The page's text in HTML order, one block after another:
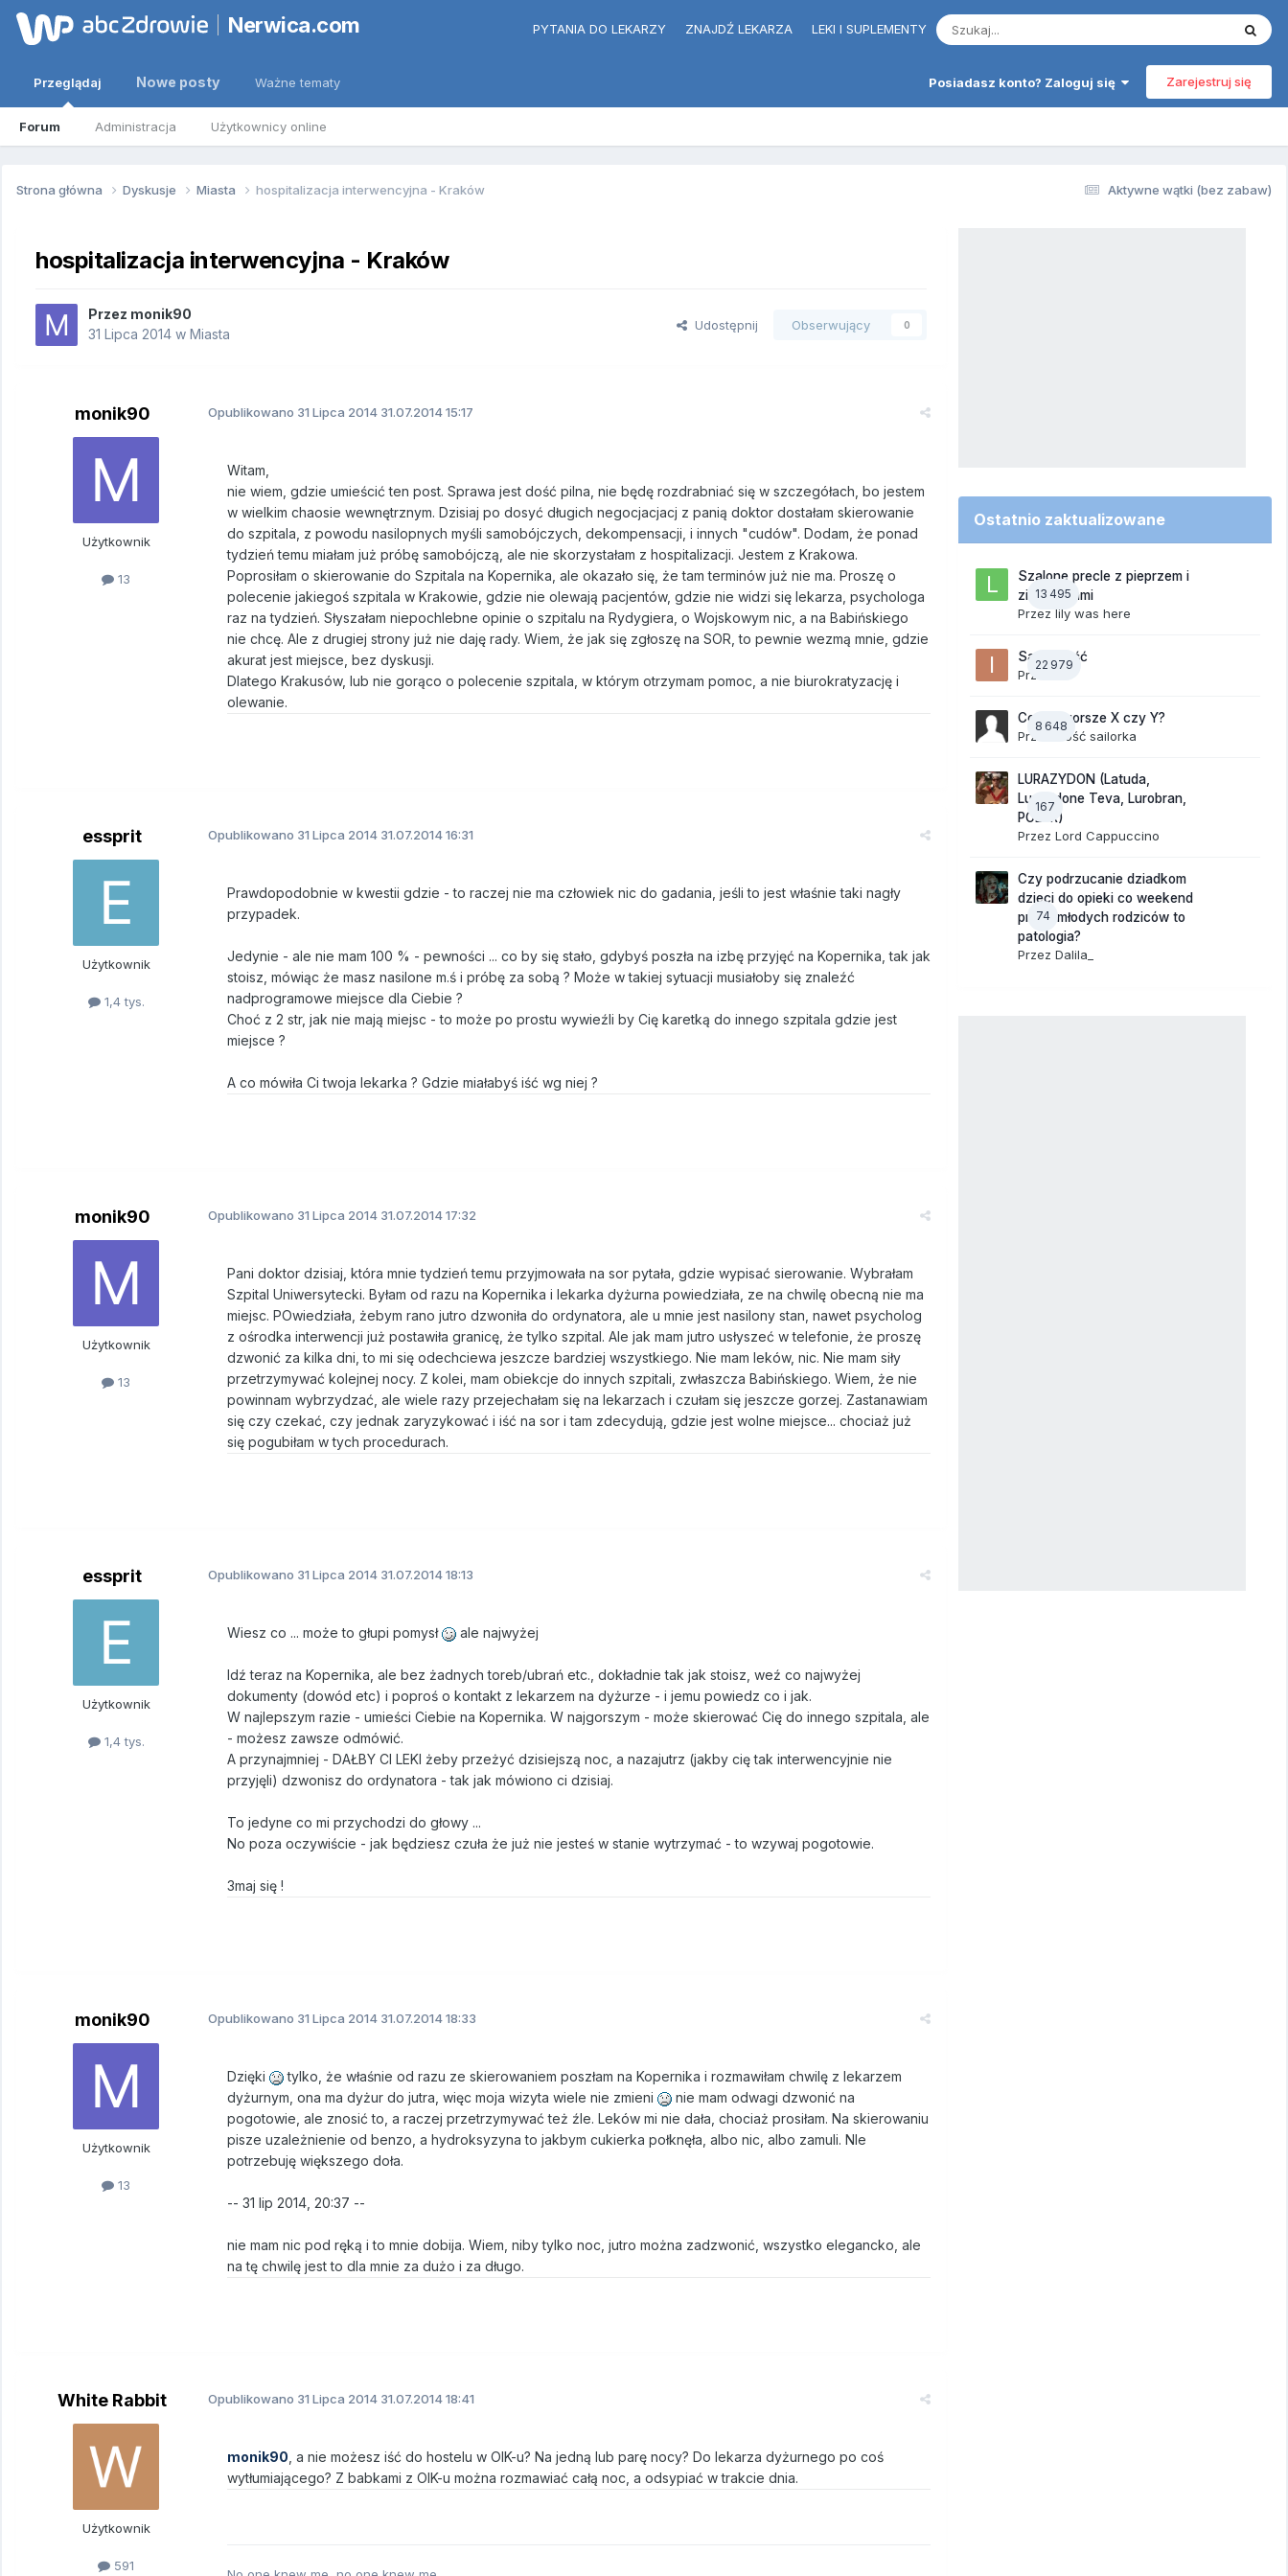
Nerwica.com PYTANIA DO LEKARZY ZNAJDŹ LEKARZA LEKI I SUPLEMENTY
Posiadasz konto? Zaloguj się Zarejestruj się
Przeglądaj
Forum Administracja Użytkownicy online
Nowe posty Ważne tematy
Aktywne wątki (bez zabaw)
Strona główna Dyskusje Miasta hospitalizacja interwencyjna - Kraków
hospitalizacja interwencyjna - Kraków
Przez monik90
31 Lipca 2014 w Miasta
Udostępnij Obserwujący 0
monik90
Użytkownik
13
Opublikowano 31 Lipca 2014 31.07.2014 15:17
Witam,
nie wiem, gdzie umieścić ten post. Sprawa jest dość pilna, nie będę rozdrabniać się w szczegółach, bo jestem
w wielkim chaosie wewnętrznym. Dzisiaj po dosyć długich negocjacjacj z panią doktor dostałam skierowanie
do szpitala, z powodu nasilopnych myśli samobójczych, dekompensacji, i innych "cudów". Dodam, że ponad
tydzień temu miałam już próbę samobójczą, ale nie skorzystałam z hospitalizacji. Jestem z Krakowa.
Poprosiłam o skierowanie do Szpitala na Kopernika, ale okazało się, że tam terminów już nie ma. Proszę o
polecenie jakiegoś szpitala w Krakowie, gdzie nie olewają pacjentów, gdzie nie widzi się lekarza, psychologa
raz na tydzień. Słyszałam niepochlebne opinie o szpitalu na Rydygiera, o Wojskowym nic, a na Babińskiego
nie chcę. Ale z drugiej strony już nie daję rady. Wiem, że jak się zgłoszę na SOR, to pewnie wezmą mnie, gdzie
akurat jest miejsce, bez dyskusji.
Dlatego Krakusów, lub nie gorąco o polecenie szpitala, w którym otrzymam pomoc, a nie biurokratyzację i
olewanie.
essprit
Użytkownik
1,4 tys.
Opublikowano 31 Lipca 2014 31.07.2014 16:31
Prawdopodobnie w kwestii gdzie - to raczej nie ma człowiek nic do gadania, jeśli to jest właśnie taki nagły
przypadek.
Jedynie - ale nie mam 100 % - pewności ... co by się stało, gdybyś poszła na izbę przyjęć na Kopernika, tak jak
stoisz, mówiąc że masz nasilone m.ś i próbę za sobą ? Może w takiej sytuacji musiałoby się znaleźć
nadprogramowe miejsce dla Ciebie ?
Choć z 2 str, jak nie mają miejsc - to może po prostu wywieźli by Cię karetką do innego szpitala gdzie jest
miejsce ?
A co mówiła Ci twoja lekarka ? Gdzie miałabyś iść wg niej ?
monik90
Użytkownik
13
Opublikowano 31 Lipca 2014 31.07.2014 17:32
Pani doktor dzisiaj, która mnie tydzień temu przyjmowała na sor pytała, gdzie wypisać sierowanie. Wybrałam
Szpital Uniwersytecki. Byłam od razu na Kopernika i lekarka dyżurna powiedziała, ze na chwilę obecną nie ma
miejsc. POwiedziała, żebym rano jutro dzwoniła do ordynatora, ale u mnie jest nasilony stan, nawet psycholog
z ośrodka interwencji już postawiła granicę, że tylko szpital. Ale jak mam jutro usłyszeć w telefonie, że proszę
dzwonić za kilka dni, to mi się odechciewa jeszcze bardziej wszystkiego. Nie mam leków, nic. Nie mam siły
przetrzymywać kolejnej nocy. Z kolei, mam obiekcje do innych szpitali, zwłaszcza Babińskiego. Wiem, że nie
powinnam wybrzydzać, ale wiele razy przejechałam się na lekarzach i czułam się jeszcze gorzej. Zastanawiam
się czy czekać, czy jednak zaryzykować i iść na sor i tam zdecydują, gdzie jest wolne miejsce... chociaż już
się pogubiłam w tych procedurach.
essprit
Użytkownik
1,4 tys.
Opublikowano 31 Lipca 2014 31.07.2014 18:13
Wiesz co ... może to głupi pomysł ale najwyżej
Idź teraz na Kopernika, ale bez żadnych toreb/ubrań etc., dokładnie tak jak stoisz, weź co najwyżej
dokumenty (dowód etc) i poproś o kontakt z lekarzem na dyżurze - i jemu powiedz co i jak.
W najlepszym razie - umieści Ciebie na Kopernika. W najgorszym - może skierować Cię do innego szpitala, ale
- możesz zawsze odmówić.
A przynajmniej - DAŁBY CI LEKI żeby przeżyć dzisiejszą noc, a nazajutrz (jakby cię tak interwencyjnie nie
przyjęli) dzwonisz do ordynatora - tak jak mówiono ci dzisiaj.
To jedyne co mi przychodzi do głowy ...
No poza oczywiście - jak będziesz czuła że już nie jesteś w stanie wytrzymać - to wzywaj pogotowie.
3maj się !
monik90
Użytkownik
13
Opublikowano 31 Lipca 2014 31.07.2014 18:33
Dzięki
tylko, że właśnie od razu ze skierowaniem poszłam na Kopernika i rozmawiłam chwilę z lekarzem
dyżurnym, ona ma dyżur do jutra, więc moja wizyta wiele nie zmieni
nie mam odwagi dzwonić na
pogotowie, ale znosić to, a raczej przetrzymywać też źle. Leków mi nie dała, chociaż prosiłam. Na skierowaniu
pisze uzależnienie od benzo, a hydroksyzyna to jakbym cukierka połknęła, albo nic, albo zamuli. NIe
potrzebuję większego doła.
-- 31 lip 2014, 20:37 --
nie mam nic pod ręką i to mnie dobija. Wiem, niby tylko noc, jutro można zadzwonić, wszystko elegancko, ale
na tę chwilę jest to dla mnie za dużo i za długo.
White Rabbit
Użytkownik
591
Opublikowano 31 Lipca 2014 31.07.2014 18:41
monik90 , a nie możesz iść do hostelu w OIK-u? Na jedną lub parę nocy? Do lekarza dyżurnego po coś
wytłumiającego? Z babkami z OIK-u można rozmawiać całą noc, a odsypiać w trakcie dnia.
Ostatnio zaktualizowane
13 495
Szalone precle z pieprzem i
ziemniakami
Przez lily was here
22 979
Samotność
Przez
8 648
Co jest gorsze X czy Y?
Przez Gość sailorka
167
LURAZYDON (Latuda,
Lurasidone Teva, Lurobran,
POLUR)
Przez Lord Cappuccino
74
Czy podrzucanie dziadkom
dzieci do opieki co weekend
przez młodych rodziców to
patologia?
Przez Dalila_